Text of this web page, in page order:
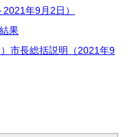
年9月2日）
果
市長総括説明（2021年9